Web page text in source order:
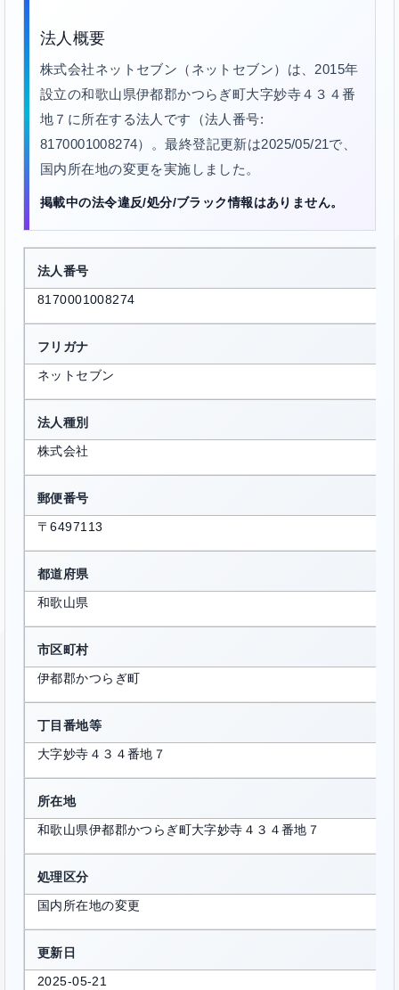
法人概要
株式会社ネットセブン（ネットセブン）は、2015年
設立の和歌山県伊都郡かつらぎ町大字妙寺４３４番
地７に所在する法人です（法人番号:
8170001008274）。最終登記更新は2025/05/21で、
国内所在地の変更を実施しました。
掲載中の法令違反/処分/ブラック情報はありません。
法人番号
8170001008274
フリガナ
ネットセブン
法人種別
株式会社
郵便番号
〒6497113
都道府県
和歌山県
市区町村
伊都郡かつらぎ町
丁目番地等
大字妙寺４３４番地７
所在地
和歌山県伊都郡かつらぎ町大字妙寺４３４番地７
処理区分
国内所在地の変更
更新日
2025-05-21